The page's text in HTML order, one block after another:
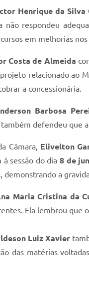
Henrique da Silva
não respondeu
em melhorias
Costa de Almeida
relacionado ao
a concessionária.
Barbosa
defendeu que
Câmara, Elivelton
à sessão do dia8 de
demonstrando a
Maria Cristina da
Ela lembrou que
Luiz Xavier
das matérias